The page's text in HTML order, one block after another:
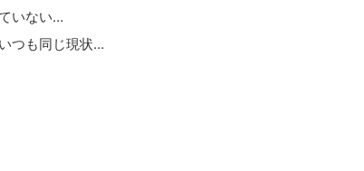
いない…
つも同じ現状…